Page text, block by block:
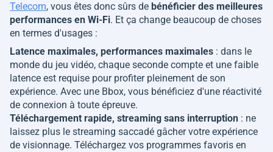
Telecom, vous êtes donc sûrs de bénéficier des meilleures
performances en Wi-Fi. Et ça change beaucoup de choses
en termes d'usages :
Latence maximales, performances maximales : dans le
monde du jeu vidéo, chaque seconde compte et une faible
latence est requise pour profiter pleinement de son
expérience. Avec une Bbox, vous bénéficiez d'une réactivité
de connexion à toute épreuve.
Téléchargement rapide, streaming sans interruption : ne
laissez plus le streaming saccadé gâcher votre expérience
de visionnage. Téléchargez vos programmes favoris en